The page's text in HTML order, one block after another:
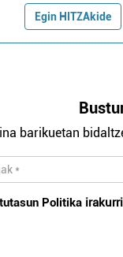
Egin HITZAkide
barikuetan
Politika